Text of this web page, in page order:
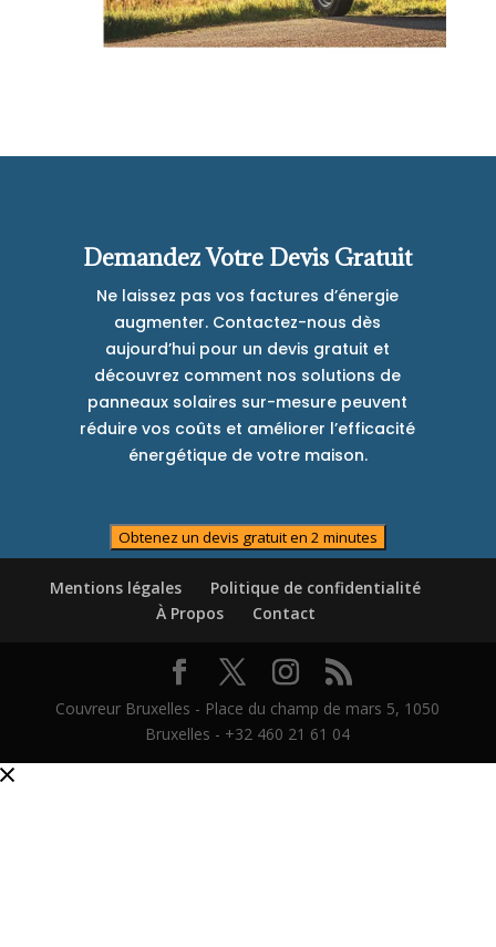
Demandez Votre Devis Gratuit
Ne laissez pas vos factures d’énergie
augmenter. Contactez-nous dès
aujourd’hui pour un devis gratuit et
découvrez comment nos solutions de
panneaux solaires sur-mesure peuvent
réduire vos coûts et améliorer l’efficacité
énergétique de votre maison.
Obtenez un devis gratuit en 2 minutes
Mentions légales
Politique de confidentialité
À Propos
Contact
Couvreur Bruxelles - Place du champ de mars 5, 1050
Bruxelles - +32 460 21 61 04